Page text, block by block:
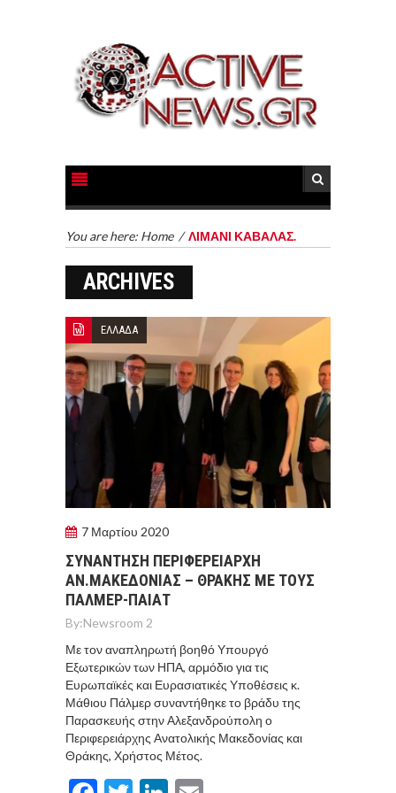
You are here: Home /ΛΙΜΑΝΙ ΚΑΒΑΛΑΣ.
ARCHIVES
ΕΛΛΑΔΑ
7 Μαρτίου 2020
ΣΥΝΑΝΤΗΣΗ ΠΕΡΙΦΕΡΕΙΑΡΧΗ
ΑΝ.ΜΑΚΕΔΟΝΙΑΣ – ΘΡΑΚΗΣ ΜΕ ΤΟΥΣ
ΠΑΛΜΕΡ-ΠΑΙΑΤ
By:Newsroom 2
Με τον αναπληρωτή βοηθό Υπουργό
Εξωτερικών των ΗΠΑ, αρμόδιο για τις
Ευρωπαϊκές και Ευρασιατικές Υποθέσεις κ.
Μάθιου Πάλμερ συναντήθηκε το βράδυ της
Παρασκευής στην Αλεξανδρούπολη ο
Περιφερειάρχης Ανατολικής Μακεδονίας και
Θράκης, Χρήστος Μέτος.